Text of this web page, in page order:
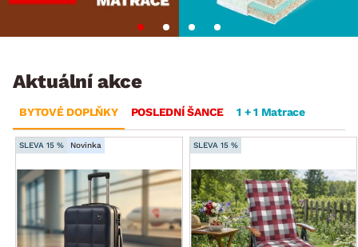
Aktuální akce
BYTOVÉ DOPLŇKY POSLEDNÍ ŠANCE 1 + 1 Matrace
SLEVA 15 % Novinka SLEVA 15 %